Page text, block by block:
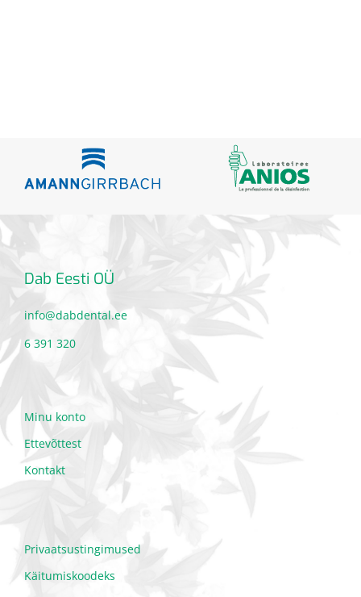
Dab Eesti OÜ
info@dabdental.ee
6 391 320
Minu konto
Ettevõttest
Kontakt
Privaatsustingimused
Käitumiskoodeks